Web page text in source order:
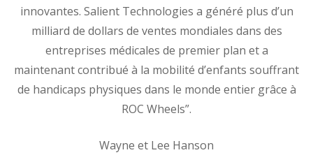
innovantes. Salient Technologies a généré plus d’un
milliard de dollars de ventes mondiales dans des
entreprises médicales de premier plan et a
maintenant contribué à la mobilité d’enfants souffrant
de handicaps physiques dans le monde entier grâce à
ROC Wheels”.
Wayne et Lee Hanson